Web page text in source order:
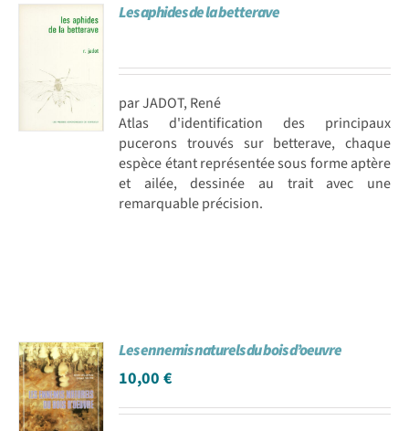
Les aphides de la betterave
par JADOT, René
Atlas d'identification des principaux
pucerons trouvés sur betterave, chaque
espèce étant représentée sous forme aptère
et ailée, dessinée au trait avec une
remarquable précision.
Les ennemis naturels du bois d’oeuvre
10,00€